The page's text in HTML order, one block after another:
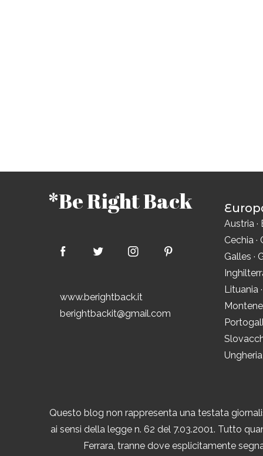
*Be Right Back
www.berightback.it
berightbackit@gmail.com
Austria ·
Cechia ·
Galles ·
Lituania ·
Ungheria
Questo blog non rappresenta una testata
ai sensi della legge n. 62 del 7.03.2001. Tutto
Ferrara, tranne dove esplicitamente